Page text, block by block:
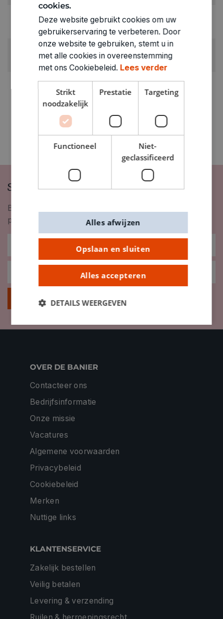
ARTIKELNUMMER
0323185
Schrijf je in op onze nieuwsbrief
Blijf op de hoogte van nieuwigheden, inspiratie,
promoties en meer!
Inschrijven
OVER DE BANIER
Contacteer ons
Bedrijfsinformatie
Onze missie
Vacatures
Algemene voorwaarden
Privacybeleid
Cookiebeleid
Merken
Nuttige links
KLANTENSERVICE
Zakelijk bestellen
Veilig betalen
Levering & verzending
Ruilen & herroepingsrecht
cookies.
Deze website gebruikt cookies om uw
gebruikerservaring te verbeteren. Door
onze website te gebruiken, stemt u in
met alle cookies in overeenstemming
met ons Cookiebeleid. Lees verder
Strikt
noodzakelijk
Prestatie Targeting
Functioneel
Niet-
geclassificeerd
Opslaan en sluiten
Alles accepteren
Alles afwijzen
DETAILS WEERGEVEN